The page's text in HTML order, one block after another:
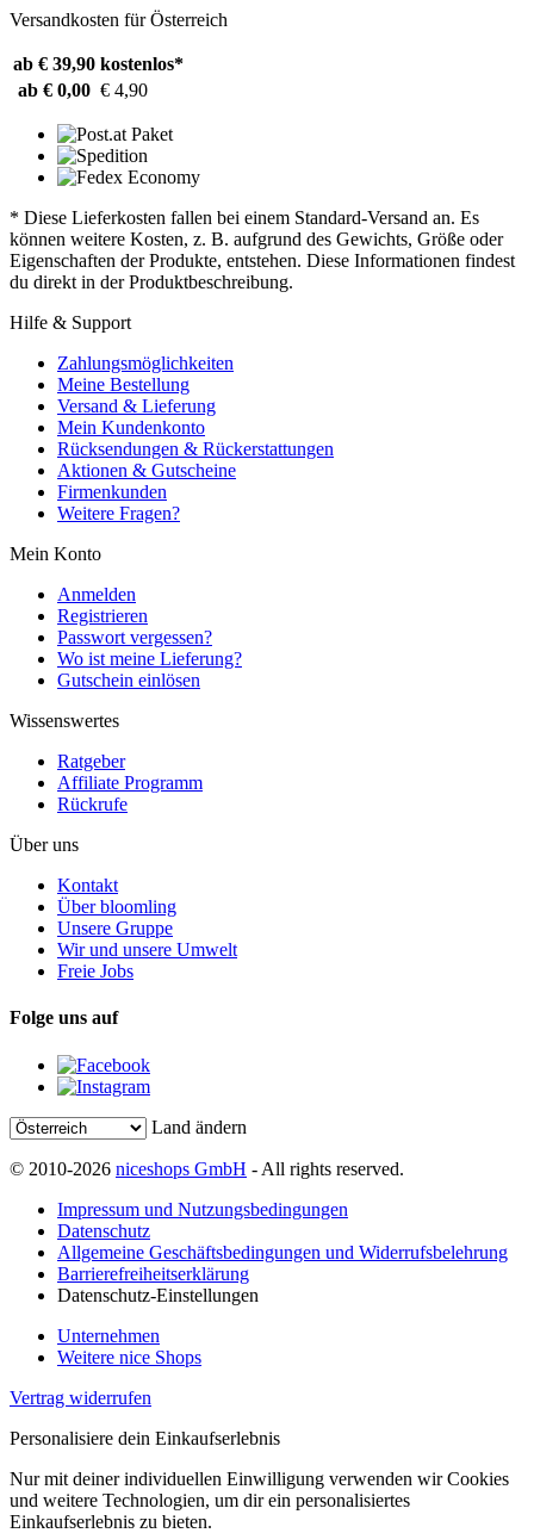
Versandkosten für Österreich
ab € 39,90 kostenlos*
ab € 0,00 € 4,90
* Diese Lieferkosten fallen bei einem Standard-Versand an. Es
können weitere Kosten, z. B. aufgrund des Gewichts, Größe oder
Eigenschaften der Produkte, entstehen. Diese Informationen findest
du direkt in der Produktbeschreibung.
Hilfe & Support
Zahlungsmöglichkeiten
Meine Bestellung
Versand & Lieferung
Mein Kundenkonto
Rücksendungen & Rückerstattungen
Aktionen & Gutscheine
Firmenkunden
Weitere Fragen?
Mein Konto
Anmelden
Registrieren
Passwort vergessen?
Wo ist meine Lieferung?
Gutschein einlösen
Wissenswertes
Ratgeber
Affiliate Programm
Rückrufe
Über uns
Kontakt
Über bloomling
Unsere Gruppe
Wir und unsere Umwelt
Freie Jobs
Folge uns auf
Land ändern
© 2010-2026 niceshops GmbH - All rights reserved.
Impressum und Nutzungsbedingungen
Datenschutz
Allgemeine Geschäftsbedingungen und Widerrufsbelehrung
Barrierefreiheitserklärung
Datenschutz-Einstellungen
Unternehmen
Weitere nice Shops
Vertrag widerrufen
Personalisiere dein Einkaufserlebnis
Nur mit deiner individuellen Einwilligung verwenden wir Cookies
und weitere Technologien, um dir ein personalisiertes
Einkaufserlebnis zu bieten.